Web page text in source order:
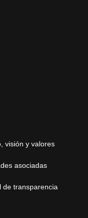
visión y valores
asociadas
de transparencia